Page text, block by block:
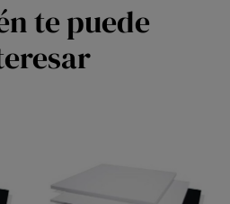
te puede